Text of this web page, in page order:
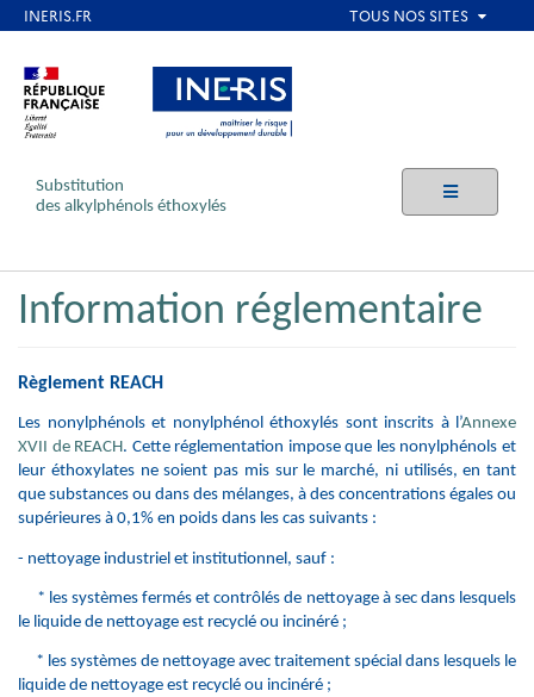
contenu
principal
Substitution
des alkylphénols éthoxylés
Information réglementaire
Règlement REACH
Les nonylphénols et nonylphénol éthoxylés sont inscrits à l’Annexe
XVII de REACH. Cette réglementation impose que les nonylphénols et
leur éthoxylates ne soient pas mis sur le marché, ni utilisés, en tant
que substances ou dans des mélanges, à des concentrations égales ou
supérieures à 0,1% en poids dans les cas suivants :
- nettoyage industriel et institutionnel, sauf :
* les systèmes fermés et contrôlés de nettoyage à sec dans lesquels
le liquide de nettoyage est recyclé ou incinéré ;
* les systèmes de nettoyage avec traitement spécial dans lesquels le
liquide de nettoyage est recyclé ou incinéré ;